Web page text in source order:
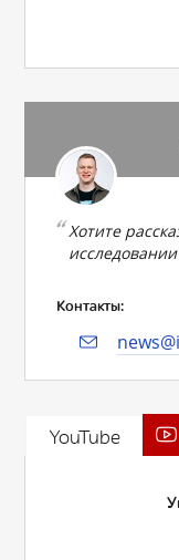
Хотите
Контакты:
YouTube